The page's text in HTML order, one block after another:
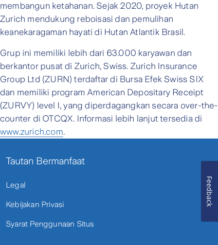
membangun ketahanan. Sejak 2020, proyek Hutan
Zurich mendukung reboisasi dan pemulihan
keanekaragaman hayati di Hutan Atlantik Brasil.
Grup ini memiliki lebih dari 63.000 karyawan dan
berkantor pusat di Zurich, Swiss. Zurich Insurance
Group Ltd (ZURN) terdaftar di Bursa Efek Swiss SIX
dan memiliki program American Depositary Receipt
(ZURVY) level I, yang diperdagangkan secara over-the-
counter di OTCQX. Informasi lebih lanjut tersedia di
www.zurich.com.
Tautan Bermanfaat
Legal
Kebijakan Privasi
Syarat Penggunaan Situs
Feedback